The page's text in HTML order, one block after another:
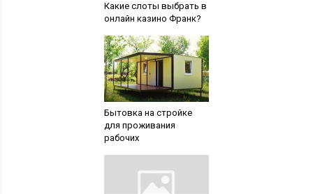
Какие слоты выбрать в
онлайн казино Франк?
Бытовка на стройке
для проживания
рабочих